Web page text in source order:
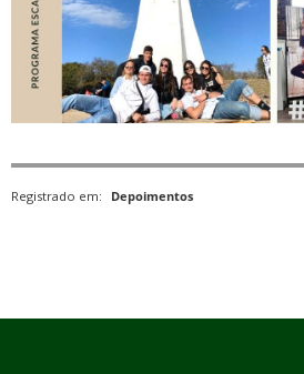
Registrado em: Depoimentos